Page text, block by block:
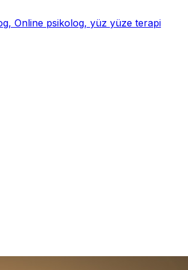
Online psikolog, yüz yüze terapi